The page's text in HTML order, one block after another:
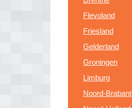
Flevoland
Friesland
Gelderland
Groningen
Limburg
Noord-Brabant